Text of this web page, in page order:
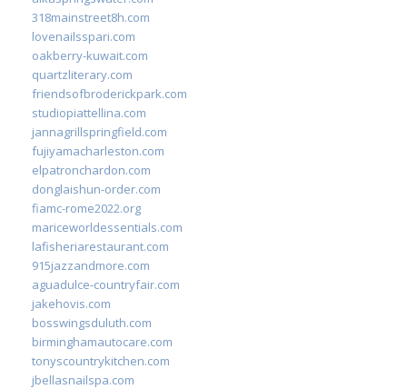
318mainstreet8h.com
lovenailsspari.com
oakberry-kuwait.com
quartzliterary.com
friendsofbroderickpark.com
studiopiattellina.com
jannagrillspringfield.com
fujiyamacharleston.com
elpatronchardon.com
donglaishun-order.com
fiamc-rome2022.org
mariceworldessentials.com
lafisheriarestaurant.com
915jazzandmore.com
aguadulce-countryfair.com
jakehovis.com
bosswingsduluth.com
birminghamautocare.com
tonyscountrykitchen.com
jbellasnailspa.com